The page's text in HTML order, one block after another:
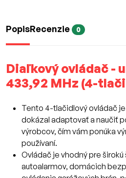
PopisRecenzie 0
Diaľkový ovládač -
433,92 MHz (4-
Tento 4-tlačidlový ovládač je
dokázal adaptovať a naučiť
výrobcov, čím vám ponúka
používaní.
Ovládač je vhodný pre
autoalarmov, domácich